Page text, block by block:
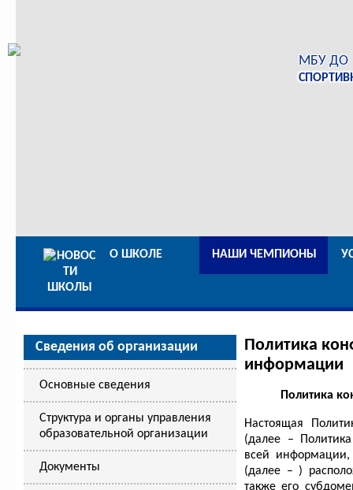
МБУ ДО
О ШКОЛЕ НАШИ ЧЕМПИОНЫ
Сведения об организации
Основные сведения
Структура и органы управления
образовательной организации
Документы
Политика
информации
Политика
Настоящая
(далее –
всей
(далее – )
также его